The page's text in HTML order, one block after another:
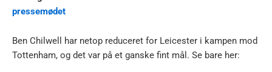
pressemødet
Ben Chilwell har netop reduceret for Leicester i kampen mod
Tottenham, og det var på et ganske fint mål. Se bare her: